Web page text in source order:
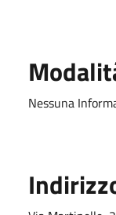
Nessuna